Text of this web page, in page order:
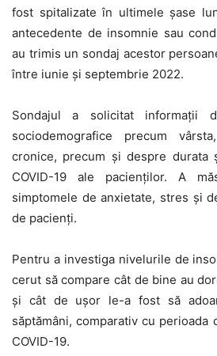
fost spitalizate în ultimele șase
antecedente de insomnie sau
au trimis un sondaj acestor
între iunie și septembrie 2022.
Sondajul a solicitat informații
sociodemografice precum
cronice, precum și despre durata
COVID-19 ale pacienților. A
simptomele de anxietate, stres și
de pacienți.
Pentru a investiga nivelurile de
cerut să compare cât de bine au
și cât de ușor le-a fost să
săptămâni, comparativ cu perioada
COVID-19.